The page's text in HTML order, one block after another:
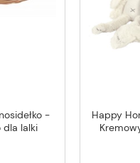
-
dla lalki
Happy